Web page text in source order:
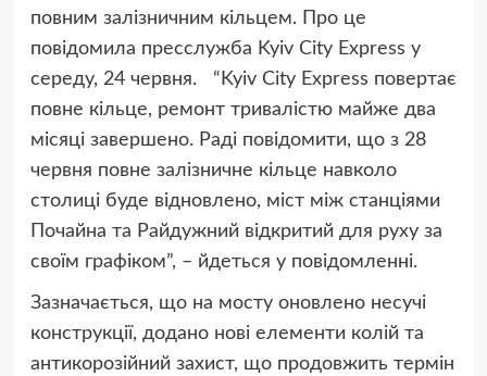
повним залізничним кільцем. Про це
повідомила пресслужба Kyiv City Express у
середу, 24 червня. “Kyiv City Express повертає
повне кільце, ремонт тривалістю майже два
місяці завершено. Раді повідомити, що з 28
червня повне залізничне кільце навколо
столиці буде відновлено, міст між станціями
Почайна та Райдужний відкритий для руху за
своїм графіком”, – йдеться у повідомленні.
Зазначається, що на мосту оновлено несучі
конструкції, додано нові елементи колій та
антикорозійний захист, що продовжить термін